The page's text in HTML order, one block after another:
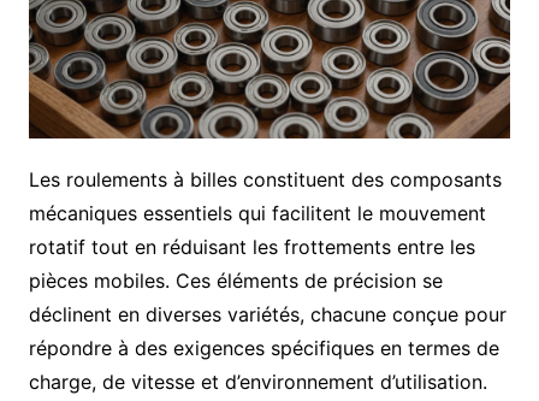
Les roulements à billes constituent des composants
mécaniques essentiels qui facilitent le mouvement
rotatif tout en réduisant les frottements entre les
pièces mobiles. Ces éléments de précision se
déclinent en diverses variétés, chacune conçue pour
répondre à des exigences spécifiques en termes de
charge, de vitesse et d’environnement d’utilisation.